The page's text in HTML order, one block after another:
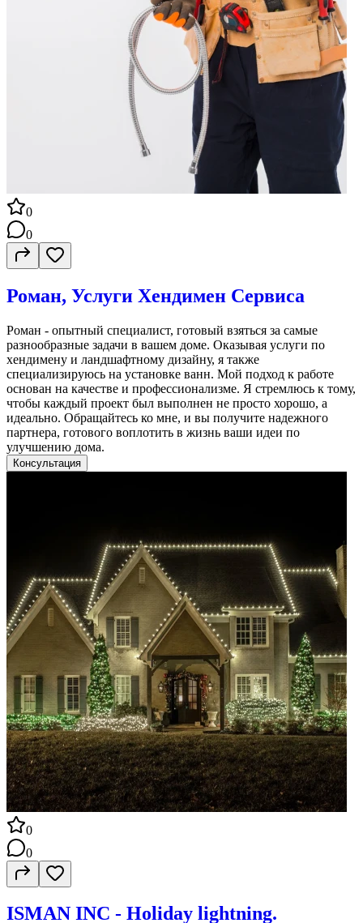
0
0
Роман, Услуги Хендимен Сервиса
Роман - опытный специалист, готовый взяться за самые
разнообразные задачи в вашем доме. Оказывая услуги по
хендимену и ландшафтному дизайну, я также
специализируюсь на установке ванн. Мой подход к работе
основан на качестве и профессионализме. Я стремлюсь к тому,
чтобы каждый проект был выполнен не просто хорошо, а
идеально. Обращайтесь ко мне, и вы получите надежного
партнера, готового воплотить в жизнь ваши идеи по
улучшению дома.
Консультация
0
0
ISMAN INC - Holiday lightning.